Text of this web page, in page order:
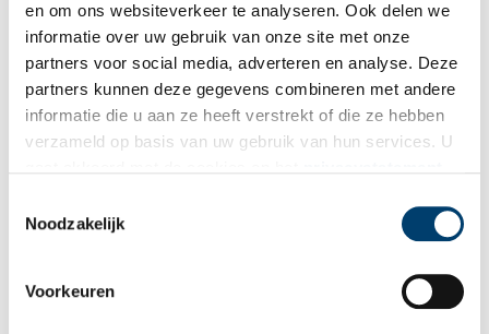
en om ons websiteverkeer te analyseren. Ook delen we
informatie over uw gebruik van onze site met onze
partners voor social media, adverteren en analyse. Deze
partners kunnen deze gegevens combineren met andere
informatie die u aan ze heeft verstrekt of die ze hebben
verzameld op basis van uw gebruik van hun services. U
Noodzakelijk
Voorkeuren
Thema Dag van het Kasteel 2026: Liefde
Tijdens en voorafgaand aan het Pinksterweekend van 22 tot en
kastelen, buitenplaatsen en landgoederen in de spotlight zet.
Samen met meer dan honderd erfgoedlocaties wordt de